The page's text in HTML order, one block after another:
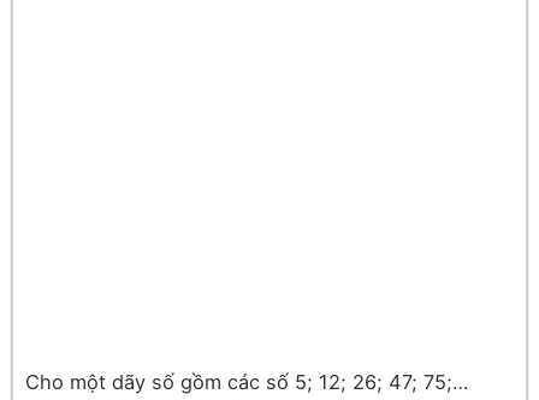
Cho một dãy số gồm các số 5; 12; 26; 47; 75;…